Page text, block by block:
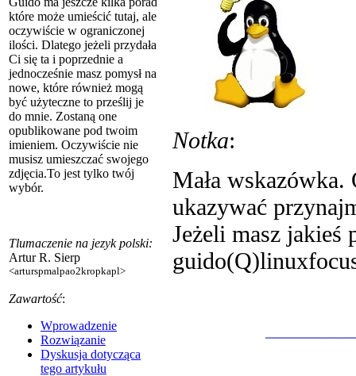
które może umieścić tutaj, ale
oczywiście w ograniczonej
ilości. Dlatego jeżeli przydała
Ci się ta i poprzednie a
jednocześnie masz pomysł na
nowe, które również mogą
być użyteczne to prześlij je
do mnie. Zostaną one
opublikowane pod twoim
imieniem. Oczywiście nie
musisz umieszczać swojego
zdjęcia.To jest tylko twój
wybór.
Tlumaczenie na jezyk polski:
Artur R. Sierp
<arturspmalpao2kropkapl>
Zawartość:
Wprowadzenie
Rozwiązanie
Dyskusja dotycząca
tego artykułu
Notka:
Mała wskazówka.
ukazywać
Jeżeli masz jakieś